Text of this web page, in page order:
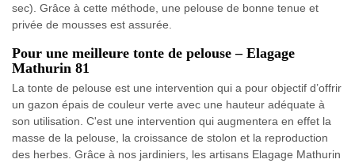
sec). Grâce à cette méthode, une pelouse de bonne tenue et
privée de mousses est assurée.
Pour une meilleure tonte de pelouse – Elagage
Mathurin 81
La tonte de pelouse est une intervention qui a pour objectif d’offrir
un gazon épais de couleur verte avec une hauteur adéquate à
son utilisation. C'est une intervention qui augmentera en effet la
masse de la pelouse, la croissance de stolon et la reproduction
des herbes. Grâce à nos jardiniers, les artisans Elagage Mathurin